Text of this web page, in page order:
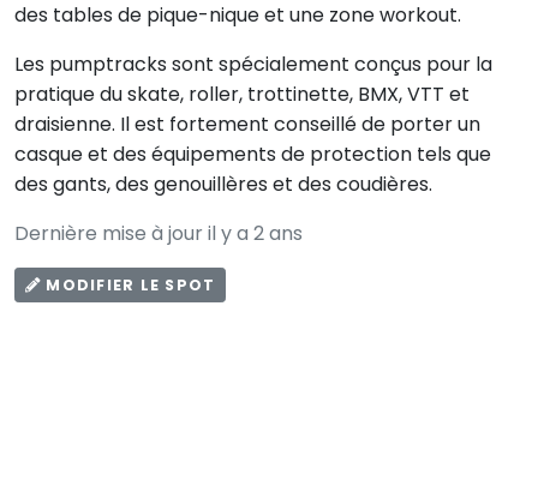
des tables de pique-nique et une zone workout.
Les pumptracks sont spécialement conçus pour la
pratique du skate, roller, trottinette, BMX, VTT et
draisienne. Il est fortement conseillé de porter un
casque et des équipements de protection tels que
des gants, des genouillères et des coudières.
Dernière mise à jour il y a 2 ans
MODIFIER LE SPOT